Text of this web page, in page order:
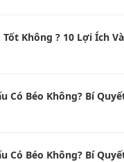
Tốt Không ? 10 Lợi Ích
Có Béo Không? Bí
Có Béo Không? Bí